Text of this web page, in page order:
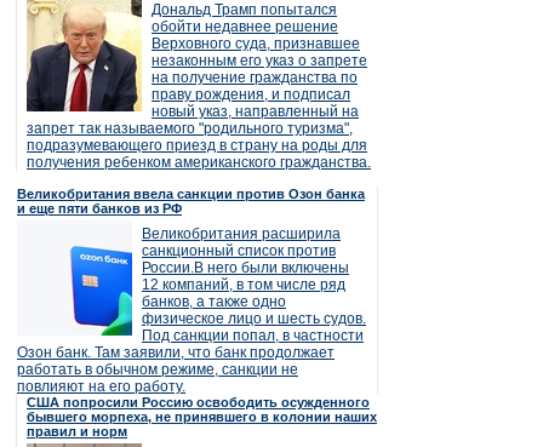
Дональд Трамп попытался
обойти недавнее решение
Верховного суда, признавшее
незаконным его указ о запрете
на получение гражданства по
праву рождения, и подписал
новый указ, направленный на
запрет так называемого "родильного туризма",
подразумевающего приезд в страну на роды для
получения ребенком американского гражданства.
Великобритания ввела санкции против Озон банка
и еще пяти банков из РФ
Великобритания расширила
санкционный список против
России.В него были включены
12 компаний, в том числе ряд
банков, а также одно
физическое лицо и шесть судов.
Под санкции попал, в частности
Озон банк. Там заявили, что банк продолжает
работать в обычном режиме, санкции не
повлияют на его работу.
США попросили Россию освободить осужденного
бывшего морпеха, не принявшего в колонии наших
правил и норм